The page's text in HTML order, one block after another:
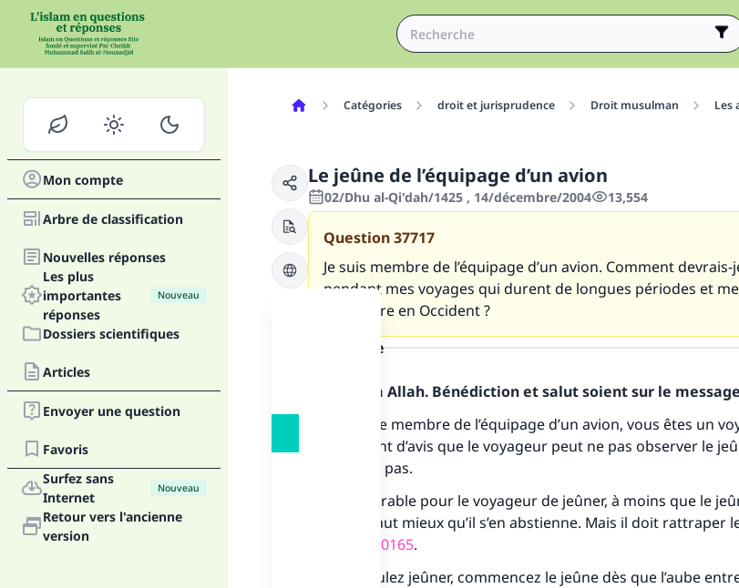
Mon compte
Arbre de classification
Nouvelles réponses
Les plus
importantes
réponses
Nouveau
Dossiers scientifiques
Articles
Envoyer une question
Favoris
Surfez sans
Internet
Nouveau
Retour vers l'ancienne
version
Catégories droit et jurisprudence Droit musulman Les
Le jeûne de l’équipage d’un avion
02/Dhu al-Qi'dah/1425 , 14/décembre/2004 13,554
Question37717
Je suis membre de l’équipage d’un avion. Comment
pendant mes voyages qui durent de longues périodes et
à un autre en Occident ?
la réponse
Louange à Allah. Bénédiction et salut soient sur le
En tant que membre de l’équipage d’un avion, vous êtes un
ulémas sont d’avis que le voyageur peut ne pas observer le
pénible ou pas.
Il est préférable pour le voyageur de jeûner, à moins que le
ce cas, il vaut mieux qu’il s’en abstienne. Mais il doit rattraper
20165.
Si vous voulez jeûner, commencez le jeûne dès que l’aube